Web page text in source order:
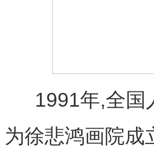
1991年,全国
为徐悲鸿画院成